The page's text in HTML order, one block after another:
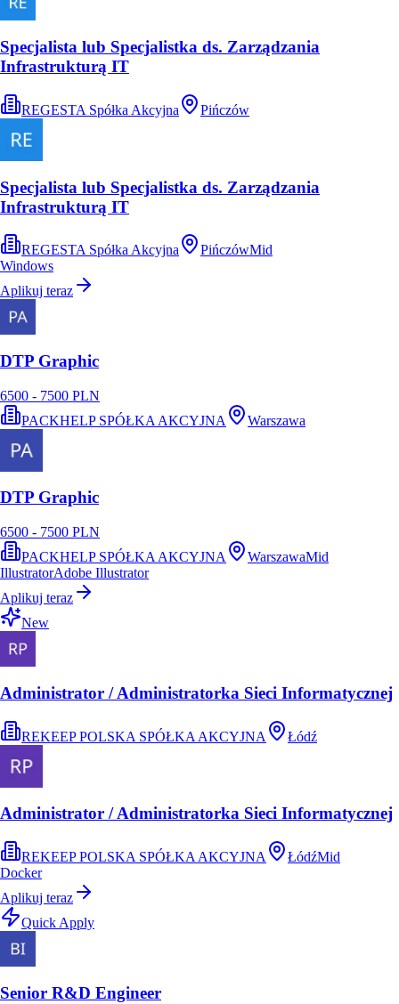
Specjalista lub Specjalistka ds. Zarządzania
Infrastrukturą IT
REGESTA Spółka Akcyjna Pińczów
Specjalista lub Specjalistka ds. Zarządzania
Infrastrukturą IT
REGESTA Spółka Akcyjna PińczówMid
Windows
Aplikuj teraz
DTP Graphic
6500 - 7500 PLN
PACKHELP SPÓŁKA AKCYJNA
Warszawa
DTP Graphic
6500 - 7500 PLN
PACKHELP SPÓŁKA AKCYJNA
WarszawaMid
IllustratorAdobe Illustrator
Aplikuj teraz
New
Administrator / Administratorka Sieci Informatycznej
REKEEP POLSKA SPÓŁKA AKCYJNA Łódź
Administrator / Administratorka Sieci Informatycznej
REKEEP POLSKA SPÓŁKA AKCYJNA ŁódźMid
Docker
Aplikuj teraz
Quick Apply
Senior R&D Engineer